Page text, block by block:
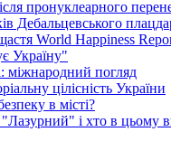
пронуклеарного
Дебальцевського
World Happiness
Україну"
міжнародний погляд
цілісність України
в місті?
"Лазурний" і хто в цьому